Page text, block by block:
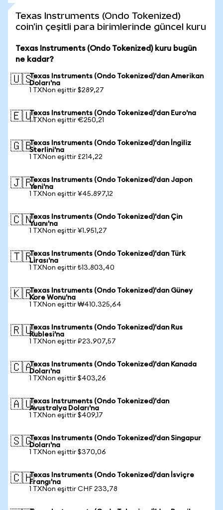
Texas Instruments (Ondo Tokenized)
coin'in çeşitli para birimlerinde güncel kuru
Texas Instruments (Ondo Tokenized) kuru bugün
ne kadar?
🇺🇸Texas Instruments (Ondo Tokenized)'dan Amerikan
Doları'na
1 TXNon eşittir $289,27
🇪🇺Texas Instruments (Ondo Tokenized)'dan Euro'na
1 TXNon eşittir €250,21
🇬🇧Texas Instruments (Ondo Tokenized)'dan İngiliz
Sterlini'na
1 TXNon eşittir £214,22
🇯🇵Texas Instruments (Ondo Tokenized)'dan Japon
Yeni'na
1 TXNon eşittir ¥45.897,12
🇨🇳Texas Instruments (Ondo Tokenized)'dan Çin
Yuanı'na
1 TXNon eşittir ¥1.951,27
🇹🇷Texas Instruments (Ondo Tokenized)'dan Türk
Lirası'na
1 TXNon eşittir ₺13.803,40
🇰🇷Texas Instruments (Ondo Tokenized)'dan Güney
Kore Wonu'na
1 TXNon eşittir ₩410.325,64
🇷🇺Texas Instruments (Ondo Tokenized)'dan Rus
Rublesi'na
1 TXNon eşittir ₽23.907,57
🇨🇦Texas Instruments (Ondo Tokenized)'dan Kanada
Doları'na
1 TXNon eşittir $403,26
🇦🇺Texas Instruments (Ondo Tokenized)'dan
Avustralya Doları'na
1 TXNon eşittir $409,17
🇸🇬Texas Instruments (Ondo Tokenized)'dan Singapur
Doları'na
1 TXNon eşittir $370,06
🇨🇭Texas Instruments (Ondo Tokenized)'dan İsviçre
Frangı'na
1 TXNon eşittir CHF 233,78